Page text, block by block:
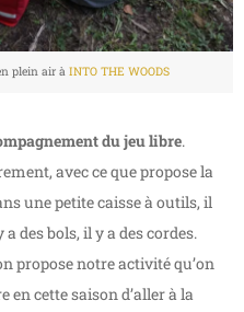
plein air à INTO THE WOODS
du jeu libre.
avec ce que propose la
une petite caisse à outils, il
a des bols, il y a des cordes.
propose notre activité qu’on
en cette saison d’aller à la